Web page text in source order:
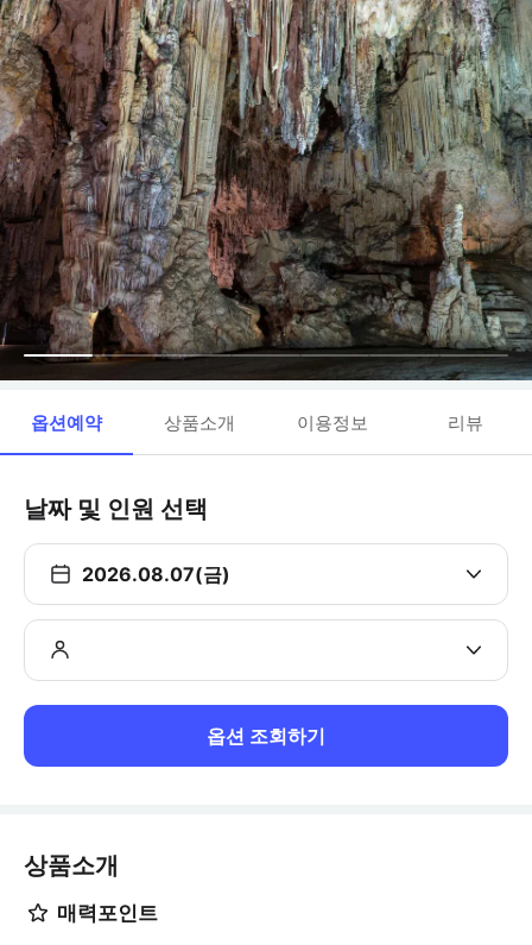
옵션예약 상품소개 이용정보 리뷰
날짜 및 인원 선택
2026.08.07(금)
옵션 조회하기
상품소개
매력포인트